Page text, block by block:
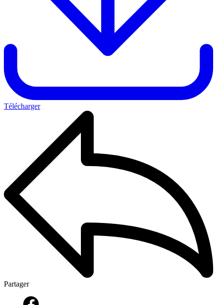
Télécharger
Partager